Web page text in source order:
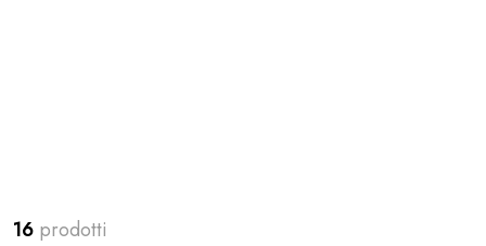
16 prodotti